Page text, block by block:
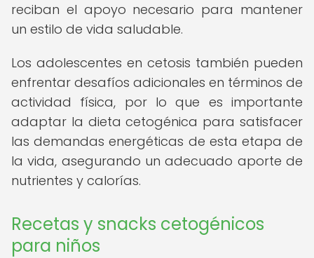
reciban el apoyo necesario para mantener
un estilo de vida saludable.
Los adolescentes en cetosis también pueden
enfrentar desafíos adicionales en términos de
actividad física, por lo que es importante
adaptar la dieta cetogénica para satisfacer
las demandas energéticas de esta etapa de
la vida, asegurando un adecuado aporte de
nutrientes y calorías.
Recetas y snacks cetogénicos
para niños